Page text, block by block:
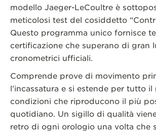
modello Jaeger-LeCoultre è
meticolosi test del cosiddetto
Questo programma unico fornisce
certificazione che superano di gran
cronometrici ufficiali.
Comprende prove di movimento
l’incassatura e si estende per tutto
condizioni che riproducono il più
quotidiano. Un sigillo di qualità
retro di ogni orologio una volta che